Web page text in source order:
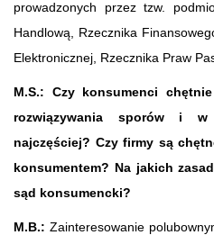
prowadzonych przez tzw.
Handlową, Rzecznika
Elektronicznej, Rzecznika Praw
M.S.:
Czy konsumenci
rozwiązywania sporów i
najczęściej? Czy firmy są
konsumentem? Na jakich
sąd konsumencki?
M.B.: Zainteresowanie